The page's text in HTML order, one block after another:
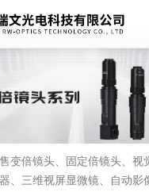
变倍镜头、固定倍镜头、视
、三维视屏显微镜、自动影